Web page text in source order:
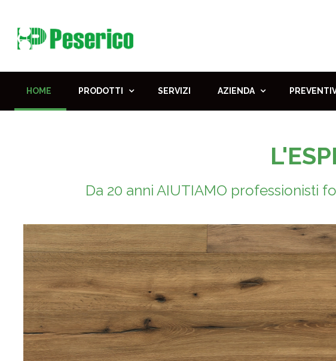
HOME PRODOTTI SERVIZI AZIENDA
Da 20 anni AIUTIAMO professionisti